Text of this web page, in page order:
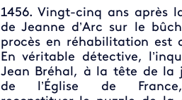
1456. Vingt-cinq ans après
de Jeanne d’Arc sur le
procès en réhabilitation est
En véritable détective,
Jean Bréhal, à la tête de la
de l’Église de